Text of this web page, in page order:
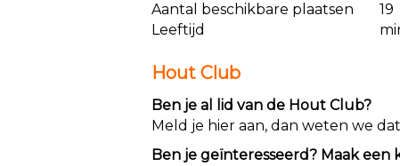
Aantal beschikbare plaatsen
19
Leeftijd
Hout Club
Ben je al lid van de Hout Club?
Meld je hier aan, dan weten we
Ben je geïnteresseerd? Maak een